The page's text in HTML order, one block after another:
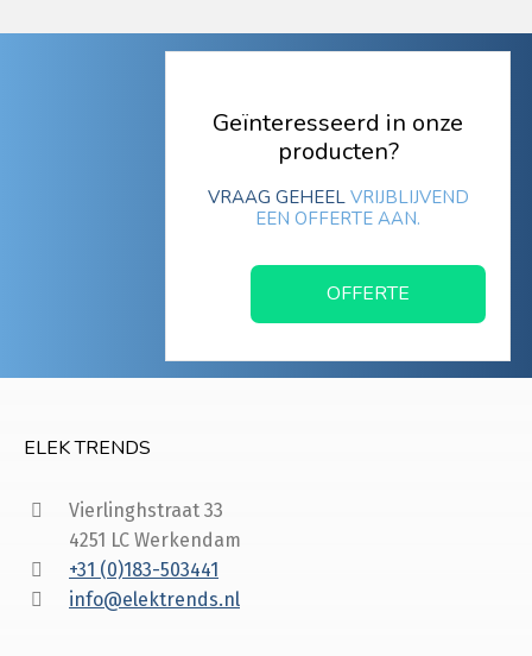
Geïnteresseerd in onze
producten?
VRAAG GEHEEL VRIJBLIJVEND
EEN OFFERTE AAN.
OFFERTE
ELEK TRENDS
Vierlinghstraat 33
4251 LC Werkendam
+31 (0)183-503441
info@elektrends.nl